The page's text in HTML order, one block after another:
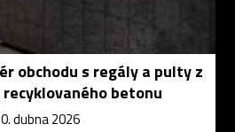
obchodu s regály a pulty z
betonu
dubna 2026